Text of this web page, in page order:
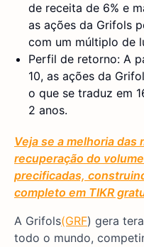
de receita de 6% e
as ações da Grifols
com um múltiplo de
Perfil de retorno: A
10, as ações da
o que se traduz em
2 anos.
Veja se a melhoria das
recuperação do
precificadas,
completo em TIKR
A Grifols(GRF) gera
todo o mundo,